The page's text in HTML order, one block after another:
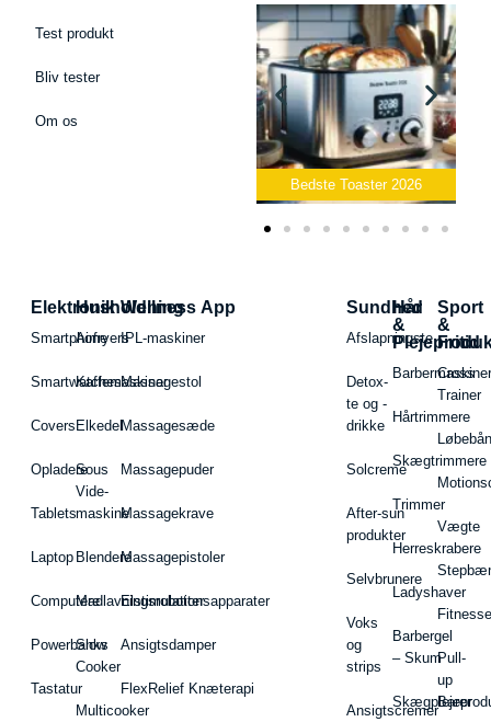
Test produkt
Bliv tester
Om os
Bedste Toaster 2026
Elektronik
Smartphone
Smartwatches
Covers
Opladere
Tablets
Laptop
Computere
Powerbanks
Tastatur
Husholdning
Airfryers
Kaffemaskiner
Elkedel
Sous
Vide-
maskine
Blendere
Madlavningsrobotter
Slow
Cooker
Multicooker
Wellness App
IPL-maskiner
Massagestol
Massagesæde
Massagepuder
Massagekrave
Massagepistoler
Elstimulationsapparater
Ansigtsdamper
FlexRelief Knæterapi
Sundhed
Afslapningste
Detox-
te og -
drikke
Solcreme
After-sun
produkter
Selvbrunere
Voks
og
strips
Ansigtscremer
Hår
&
Hårtrimmere
Skægtrimmere
Trimmer
Herreskrabere
Ladyshaver
Barbergel
– Skum
Sport
&
Fritid
Cross
Trainer
Vægte
Pull-
up
Barer